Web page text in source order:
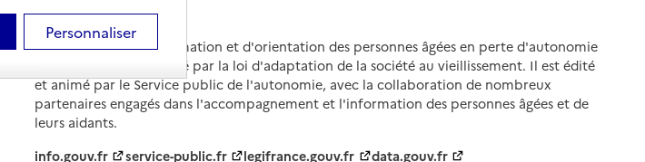
Portail national d'information et d'orientation des personnes âgées en perte d'autonomie
et de leurs proches, créé par la loi d'adaptation de la société au vieillissement. Il est édité
et animé par le Service public de l'autonomie, avec la collaboration de nombreux
partenaires engagés dans l'accompagnement et l'information des personnes âgées et de
leurs aidants.
info.gouv.fr
service-public.fr legifrance.gouv.fr data.gouv.fr
Personnaliser